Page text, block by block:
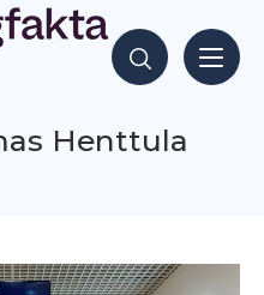
Hae sisältöjä
Henttula